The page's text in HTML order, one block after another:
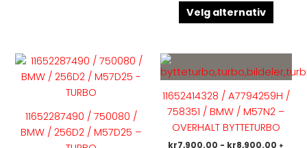
Velg alternativ
11652287490 / 750080 /
BMW / 256D2 / M57D25 –
Dette
produktet
flere
varianter.
Alternativene
11652414328 / A7794259H /
758351 / BMW / M57N2 –
OVERHALT BYTTETURBO
kr7,900.00 - kr8,900.00 +
har
flere